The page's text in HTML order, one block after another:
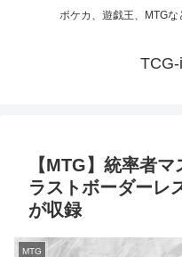
ポケカ、遊戯王、MTG
【MTG】統率者
ラストボーダーレ
が収録
MTG